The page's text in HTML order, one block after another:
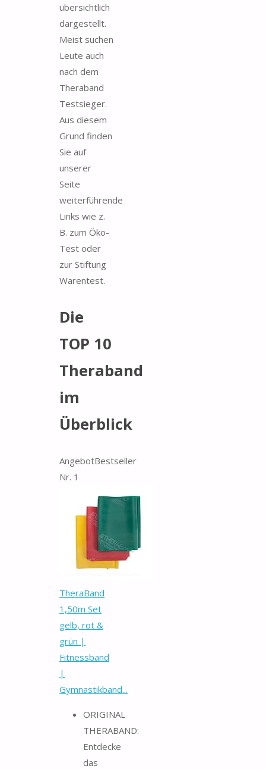
übersichtlich
dargestellt.
Meist suchen
Leute auch
nach dem
Theraband
Testsieger.
Aus diesem
Grund finden
Sie auf
unserer
Seite
weiterführende
Links wie z.
B. zum Öko-
Test oder
zur Stiftung
Warentest.
Die
TOP 10
Theraband
im
Überblick
AngebotBestseller
Nr. 1
TheraBand
1,50m Set
gelb, rot &
grün |
Fitnessband
|
Gymnastikband...
ORIGINAL
THERABAND:
Entdecke
das